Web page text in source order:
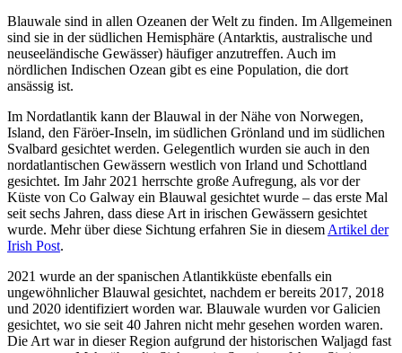
Blauwale sind in allen Ozeanen der Welt zu finden. Im Allgemeinen
sind sie in der südlichen Hemisphäre (Antarktis, australische und
neuseeländische Gewässer) häufiger anzutreffen. Auch im
nördlichen Indischen Ozean gibt es eine Population, die dort
ansässig ist.
Im Nordatlantik kann der Blauwal in der Nähe von Norwegen,
Island, den Färöer-Inseln, im südlichen Grönland und im südlichen
Svalbard gesichtet werden. Gelegentlich wurden sie auch in den
nordatlantischen Gewässern westlich von Irland und Schottland
gesichtet. Im Jahr 2021 herrschte große Aufregung, als vor der
Küste von Co Galway ein Blauwal gesichtet wurde – das erste Mal
seit sechs Jahren, dass diese Art in irischen Gewässern gesichtet
wurde. Mehr über diese Sichtung erfahren Sie in diesem Artikel der
Irish Post.
2021 wurde an der spanischen Atlantikküste ebenfalls ein
ungewöhnlicher Blauwal gesichtet, nachdem er bereits 2017, 2018
und 2020 identifiziert worden war. Blauwale wurden vor Galicien
gesichtet, wo sie seit 40 Jahren nicht mehr gesehen worden waren.
Die Art war in dieser Region aufgrund der historischen Waljagd fast